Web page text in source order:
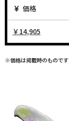
価格
￥14,905
※価格は掲載時のものです